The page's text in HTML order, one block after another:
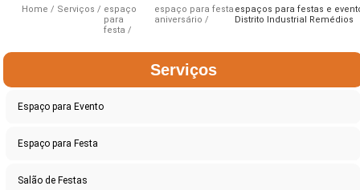
Home Serviços
espaço
para
festa
espaço para festa
aniversário
espaços para festas e
Distrito Industrial Remédios
Serviços
Espaço para Evento
Espaço para Festa
Salão de Festas